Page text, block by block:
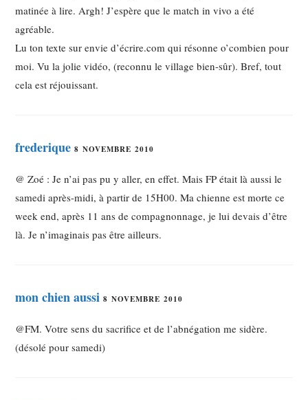
matinée à lire. Argh! J’espère que le match in vivo a été
agréable.
Lu ton texte sur envie d’écrire.com qui résonne o’combien pour
moi. Vu la jolie vidéo, (reconnu le village bien-sûr). Bref, tout
cela est réjouissant.
frederique 8 NOVEMBRE 2010
@ Zoé : Je n’ai pas pu y aller, en effet. Mais FP était là aussi le
samedi après-midi, à partir de 15H00. Ma chienne est morte ce
week end, après 11 ans de compagnonnage, je lui devais d’être
là. Je n’imaginais pas être ailleurs.
mon chien aussi 8 NOVEMBRE 2010
@FM. Votre sens du sacrifice et de l’abnégation me sidère.
(désolé pour samedi)